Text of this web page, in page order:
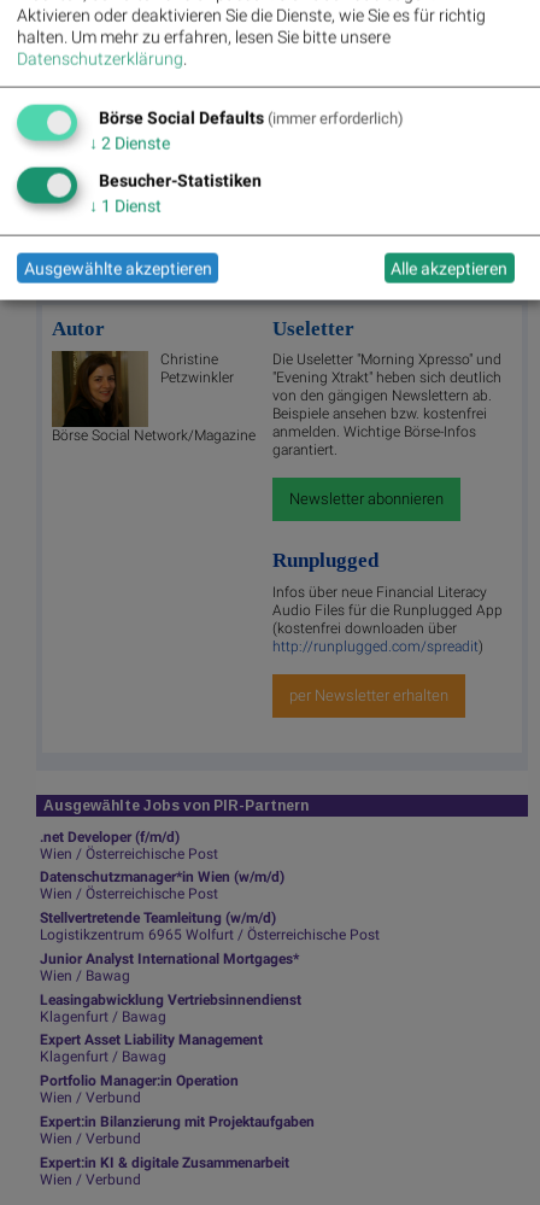
Strabag
Autor
Christine
Petzwinkler
Börse Social Network/Magazine
Useletter
Die Useletter "Morning Xpresso" und
"Evening Xtrakt" heben sich deutlich
von den gängigen Newslettern ab.
Beispiele ansehen bzw. kostenfrei
anmelden. Wichtige Börse-Infos
garantiert.
Newsletter abonnieren
Runplugged
Infos über neue Financial Literacy
Audio Files für die Runplugged App
(kostenfrei downloaden über
http://runplugged.com/spreadit)
per Newsletter erhalten
Ausgewählte Jobs von PIR-Partnern
.net Developer (f/m/d)
Wien / Österreichische Post
Datenschutzmanager*in Wien (w/m/d)
Wien / Österreichische Post
Stellvertretende Teamleitung (w/m/d)
Logistikzentrum 6965 Wolfurt / Österreichische Post
Junior Analyst International Mortgages*
Wien / Bawag
Leasingabwicklung Vertriebsinnendienst
Klagenfurt / Bawag
Expert Asset Liability Management
Klagenfurt / Bawag
Portfolio Manager:in Operation
Wien / Verbund
Expert:in Bilanzierung mit Projektaufgaben
Wien / Verbund
Expert:in KI & digitale Zusammenarbeit
Wien / Verbund
Aktivieren oder deaktivieren Sie die Dienste, wie Sie es für richtig
halten. Um mehr zu erfahren, lesen Sie bitte unsere
Datenschutzerklärung.
Börse Social Defaults (immer erforderlich)
↓ 2 Dienste
Besucher-Statistiken
↓ 1 Dienst
Ausgewählte akzeptieren Alle akzeptieren